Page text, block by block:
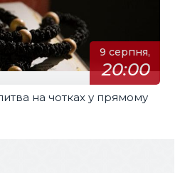
9 серпня,
20:00
на чотках у прямому